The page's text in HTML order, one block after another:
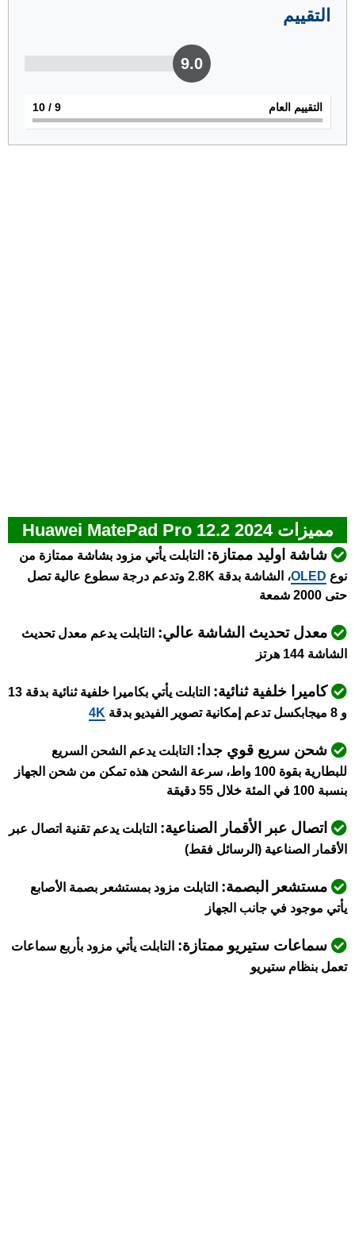
التقييم
9.0
التقييم العام 9
/ 10
مميزات Huawei MatePad Pro 12.2 2024
شاشة اوليد ممتازة: التابلت يأتي مزود بشاشة ممتازة من
نوع OLED
، الشاشة بدقة 2.8K وتدعم درجة سطوع عالية تصل
حتى 2000 شمعة
معدل تحديث الشاشة عالي: التابلت يدعم معدل تحديث
الشاشة 144 هرتز
كاميرا خلفية ثنائية:
التابلت يأتي بكاميرا خلفية ثنائية بدقة 13
و 8 ميجابكسل تدعم إمكانية تصوير الفيديو بدقة
4K
شحن سريع قوي جدا: التابلت يدعم الشحن السريع
للبطارية بقوة 100 واط، سرعة الشحن هذه تمكن من شحن الجهاز
بنسبة 100 في المئة خلال 55 دقيقة
اتصال عبر الأقمار الصناعية: التابلت يدعم تقنية اتصال عبر
الأقمار الصناعية (الرسائل فقط)
مستشعر البصمة: التابلت مزود بمستشعر بصمة الأصابع
يأتي موجود في جانب الجهاز
سماعات ستيريو ممتازة: التابلت يأتي مزود بأربع سماعات
تعمل بنظام ستيريو